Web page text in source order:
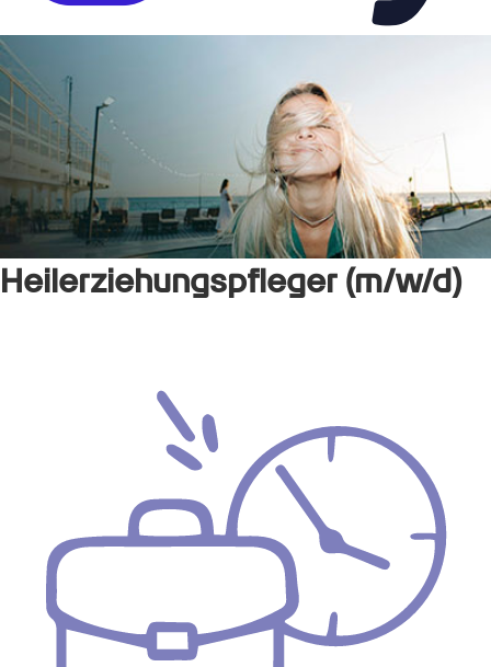
Heilerziehungspfleger (m/w/d)